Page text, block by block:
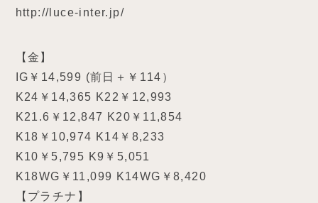
http://luce-inter.jp/
【金】
IG￥14,599 (前日＋￥114）
K24￥14,365 K22￥12,993
K21.6￥12,847 K20￥11,854
K18￥10,974 K14￥8,233
K10￥5,795 K9￥5,051
K18WG￥11,099 K14WG￥8,420
【プラチナ】